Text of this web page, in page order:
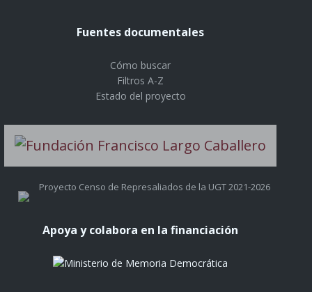
Fuentes documentales
Cómo buscar
Filtros A-Z
Estado del proyecto
Proyecto Censo de Represaliados de la UGT 2021-2026
Apoya y colabora en la financiación